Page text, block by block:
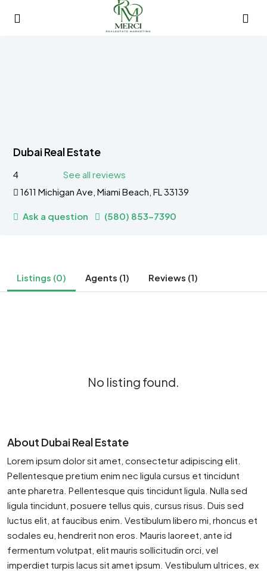
Dubai Real Estate
4
See all reviews
1611 Michigan Ave, Miami Beach, FL 33139
Ask a question (580) 853-7390
Listings (0) Agents (1) Reviews (1)
No listing found.
About Dubai Real Estate
Lorem ipsum dolor sit amet, consectetur adipiscing elit.
Pellentesque pretium enim nec ligula cursus et tincidunt
ante pharetra. Pellentesque quis tincidunt ligula. Nulla sed
ligula tincidunt, posuere tellus quis, cursus risus. Duis sed
luctus elit, at faucibus enim. Vestibulum libero mi, rhoncus et
sodales eu, hendrerit non eros. Mauris laoreet, ante id
fermentum volutpat, elit mauris sollicitudin orci, vel
imperdiet turpis lacus sit amet ipsum. Vestibulum ultrices, ex